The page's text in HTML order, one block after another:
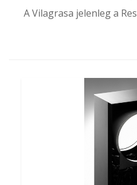
A Vilagrasa jelenleg a